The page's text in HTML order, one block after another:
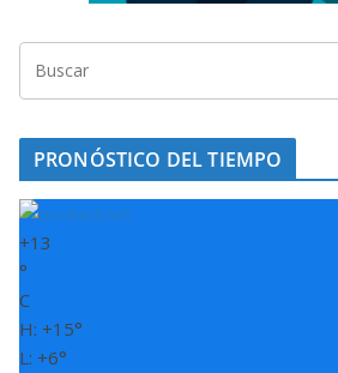
PRONÓSTICO DEL TIEMPO
+13
°
C
H: +15°
L: +6°